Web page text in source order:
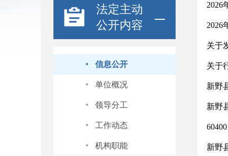
法定主动
公开内容
· 信息公开
· 单位概况
· 领导分工
· 工作动态
· 机构职能
2026
2026
关于
关于
新野
新野